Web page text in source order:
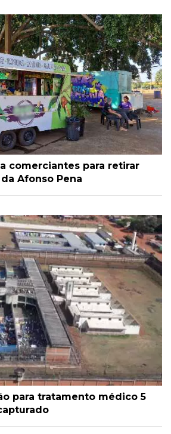
comerciantes para retirar
Afonso Pena
para tratamento médico 5